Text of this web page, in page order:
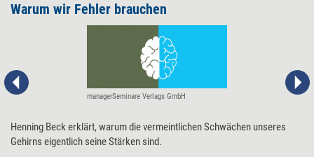
Warum wir Fehler brauchen
managerSeminare Verlags GmbH
Henning Beck erklärt, warum die vermeintlichen Schwächen unseres
Gehirns eigentlich seine Stärken sind.